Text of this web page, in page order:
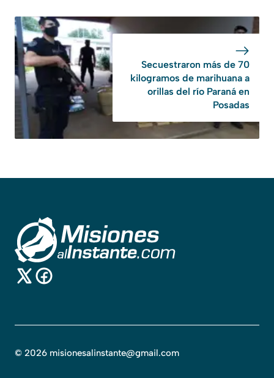
Secuestraron más de 70
kilogramos de marihuana a
orillas del río Paraná en
Posadas
© 2026 misionesalinstante@gmail.com